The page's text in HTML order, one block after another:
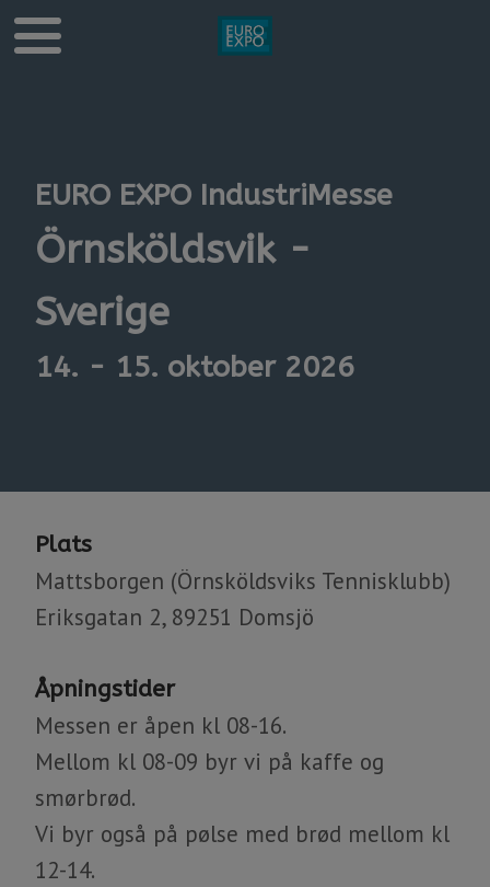
EURO EXPO IndustriMesse
Örnsköldsvik -
Sverige
14. - 15. oktober 2026
Plats
Mattsborgen (Örnsköldsviks Tennisklubb)
Eriksgatan 2, 89251 Domsjö
Åpningstider
Messen er åpen kl 08-16.
Mellom kl 08-09 byr vi på kaffe og
smørbrød.
Vi byr også på pølse med brød mellom kl
12-14.​​​​​​​